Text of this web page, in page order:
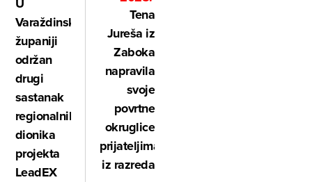
Varaždinskoj
županiji
održan
drugi
sastanak
regionalnih
dionika
projekta
LeadEX
Tena
Jureša iz
Zaboka
napravila
svoje
povrtne
okruglice
prijateljima
iz razreda